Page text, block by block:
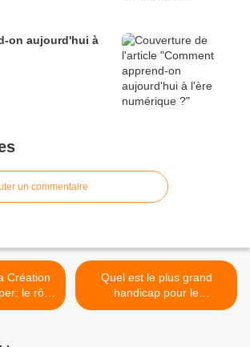
on aujourd'hui à
un commentaire
le rôle
Quel est le plus grand
handicap pour le
développement de l'église?